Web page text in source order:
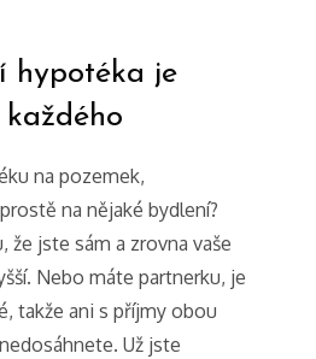
hypotéka je
na pozemek,
na nějaké bydlení?
že jste sám a zrovna vaše
Nebo máte partnerku, je
takže ani s příjmy obou
Už jste